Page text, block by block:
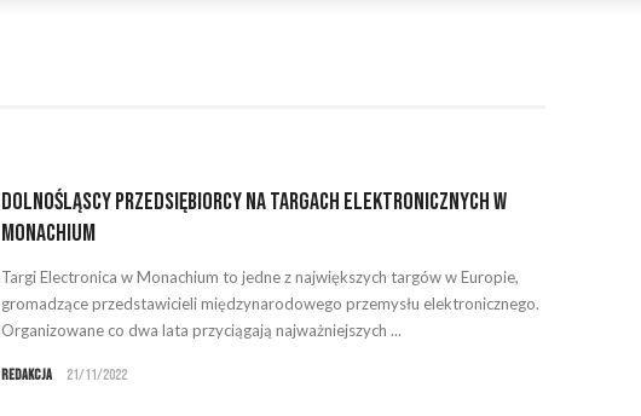
Dolnośląscy przedsiębiorcy na targach elektronicznych w
Monachium
Targi Electronica w Monachium to jedne z największych targów w Europie,
gromadzące przedstawicieli międzynarodowego przemysłu elektronicznego.
Organizowane co dwa lata przyciągają najważniejszych ...
Redakcja 21/11/2022